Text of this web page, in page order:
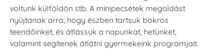
voltunk külföldön stb. A minipecsétek megoldást
nyújtanak arra, hogy észben tartsuk bokros
teendőinket, és átlássuk a napunkat, hetünket,
valamint segítenek átlátni gyermekeink programjait.